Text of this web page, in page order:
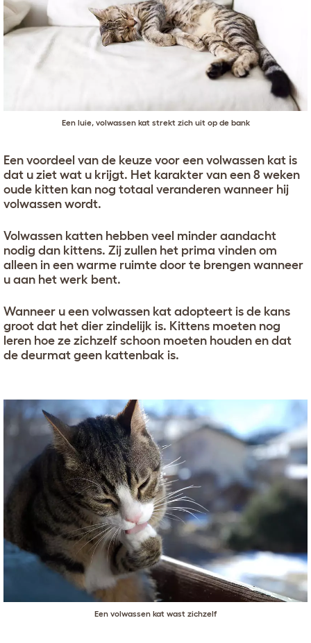
Een luie, volwassen kat strekt zich uit op de bank
Een voordeel van de keuze voor een volwassen kat is
dat u ziet wat u krijgt. Het karakter van een 8 weken
oude kitten kan nog totaal veranderen wanneer hij
volwassen wordt.
Volwassen katten hebben veel minder aandacht
nodig dan kittens. Zij zullen het prima vinden om
alleen in een warme ruimte door te brengen wanneer
u aan het werk bent.
Wanneer u een volwassen kat adopteert is de kans
groot dat het dier zindelijk is. Kittens moeten nog
leren hoe ze zichzelf schoon moeten houden en dat
de deurmat geen kattenbak is.
Een volwassen kat wast zichzelf